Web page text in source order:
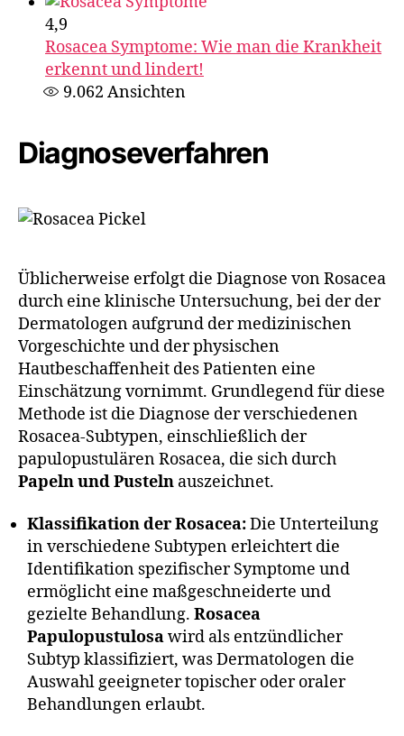
4,9
Rosacea Symptome: Wie man die Krankheit
erkennt und lindert!
9.062 Ansichten
Diagnoseverfahren
Üblicherweise erfolgt die Diagnose von Rosacea
durch eine klinische Untersuchung, bei der der
Dermatologen aufgrund der medizinischen
Vorgeschichte und der physischen
Hautbeschaffenheit des Patienten eine
Einschätzung vornimmt. Grundlegend für diese
Methode ist die Diagnose der verschiedenen
Rosacea-Subtypen, einschließlich der
papulopustulären Rosacea, die sich durch
Papeln und Pusteln auszeichnet.
Klassifikation der Rosacea:Die Unterteilung
in verschiedene Subtypen erleichtert die
Identifikation spezifischer Symptome und
ermöglicht eine maßgeschneiderte und
gezielte Behandlung. Rosacea
Papulopustulosawird als entzündlicher
Subtyp klassifiziert, was Dermatologen die
Auswahl geeigneter topischer oder oraler
Behandlungen erlaubt.